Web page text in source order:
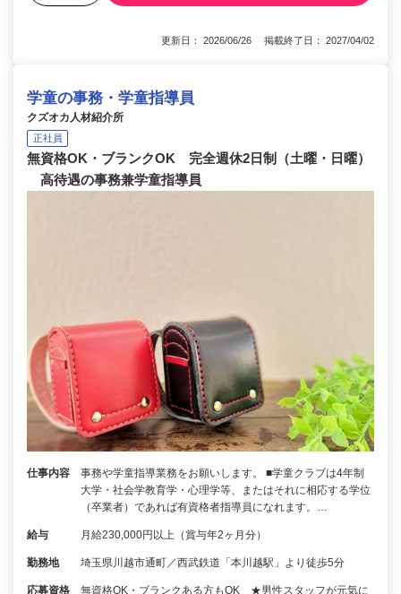
更新日： 2026/06/26 掲載終了日： 2027/04/02
学童の事務・学童指導員
クズオカ人材紹介所
正社員
無資格OK・ブランクOK 完全週休2日制（土曜・日曜）
高待遇の事務兼学童指導員
仕事内容
事務や学童指導業務をお願いします。 ■学童クラブは4年制
大学・社会学教育学・心理学等、またはそれに相応する学位
（卒業者）であれば有資格者指導員になれます。…
給与 月給230,000円以上（賞与年2ヶ月分）
勤務地 埼玉県川越市通町／西武鉄道「本川越駅」より徒歩5分
応募資格 無資格OK・ブランクある方もOK ★男性スタッフが元気に